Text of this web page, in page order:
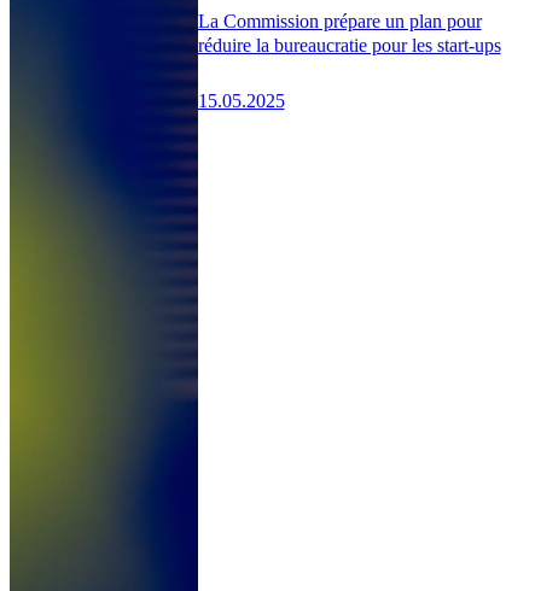
La Commission prépare un plan pour
réduire la bureaucratie pour les start-ups
15.05.2025